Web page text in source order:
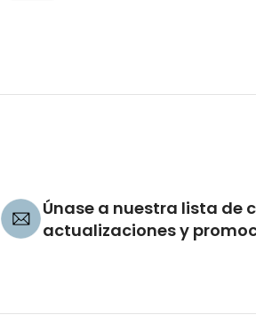
Únase a nuestra lista de
actualizaciones y